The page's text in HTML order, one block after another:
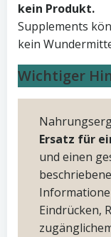
kein Produkt.
Supplements
kein
Wichtiger
Ersatz für
und einen
Eindrücken,